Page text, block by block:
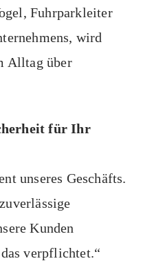
Fuhrparkleiter
wird
Alltag über
für Ihr
unseres Geschäfts.
Kunden
verpflichtet.“